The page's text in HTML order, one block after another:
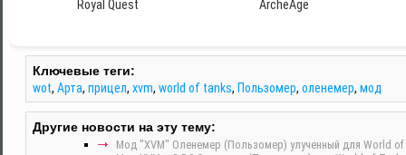
Royal Quest ArcheAge
Ключевые теги:
wot, Арта, прицел, xvm, world of tanks, Пользомер, оленемер, мод
Другие новости на эту тему:
Мод "XVM" Оленемер (Пользомер) улученный для World of